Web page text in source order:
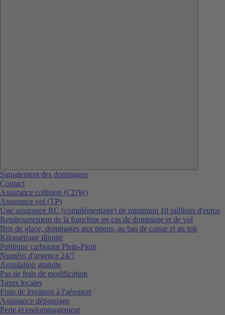
Signalement des dommages
Contact
Assurance collision (CDW)
Assurance vol (TP)
Une assurance RC (complémentaire) de minimum 10 millions d'euros
Remboursement de la franchise en cas de dommage et de vol
Bris de glace, dommages aux pneus, au bas de caisse et au toit
Kilométrage illimité
Politique carburant Plein-Plein
Numéro d'urgence 24/7
Annulation gratuite
Pas de frais de modification
Taxes locales
Frais de livraison à l'aéroport
Assistance dépannage
Perte et endommagement